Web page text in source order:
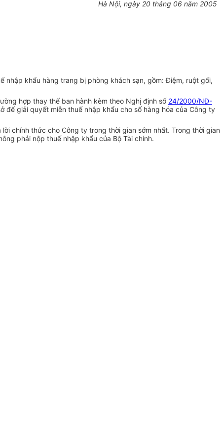
Hà Nội, ngày 20 tháng 06 năm 2005
nhập khẩu hàng trang bị phòng khách sạn, gồm: Điệm, ruột gối,
hợp thay thế ban hành kèm theo Nghị định số 24/2000/NĐ-
giải quyết miễn thuế nhập khẩu cho số hàng hóa của Công ty
chính thức cho Công ty trong thời gian sớm nhất. Trong thời gian
phải nộp thuế nhập khẩu của Bộ Tài chính.